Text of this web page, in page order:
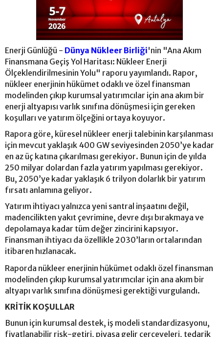
Enerji Günlüğü - Dünya Nükleer Birliği'nin "Ana Akım
Finansmana Geçiş Yol Haritası: Nükleer Enerji
Ölçeklendirilmesinin Yolu" raporu yayımlandı. Rapor,
nükleer enerjinin hükümet odaklı ve özel finansman
modelinden çıkıp kurumsal yatırımcılar için ana akım bir
enerji altyapısı varlık sınıfına dönüşmesi için gereken
koşulları ve yatırım ölçeğini ortaya koyuyor.
Rapora göre, küresel nükleer enerji talebinin karşılanması
için mevcut yaklaşık 400 GW seviyesinden 2050’ye kadar
en az üç katına çıkarılması gerekiyor. Bunun için de yılda
250 milyar dolardan fazla yatırım yapılması gerekiyor.
Bu, 2050’ye kadar yaklaşık 6 trilyon dolarlık bir yatırım
fırsatı anlamına geliyor.
Yatırım ihtiyacı yalnızca yeni santral inşaatını değil,
madencilikten yakıt çevrimine, devre dışı bırakmaya ve
depolamaya kadar tüm değer zincirini kapsıyor.
Finansman ihtiyacı da özellikle 2030’ların ortalarından
itibaren hızlanacak.
Raporda nükleer enerjinin hükümet odaklı özel finansman
modelinden çıkıp kurumsal yatırımcılar için ana akım bir
altyapı varlık sınıfına dönüşmesi gerektiği vurgulandı.
KRİTİK KOŞULLAR
Bunun için kurumsal destek, iş modeli standardizasyonu,
fiyatlanabilir risk-getiri, piyasa gelir çerçeveleri, tedarik